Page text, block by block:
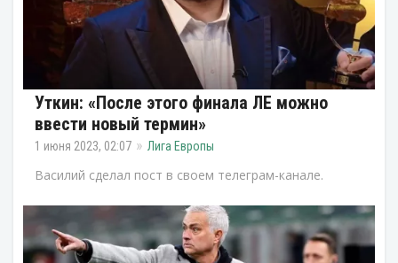
Уткин: «После этого финала ЛЕ можно
ввести новый термин»
1 июня 2023, 02:07 Лига Европы
Василий сделал пост в своем телеграм-канале.